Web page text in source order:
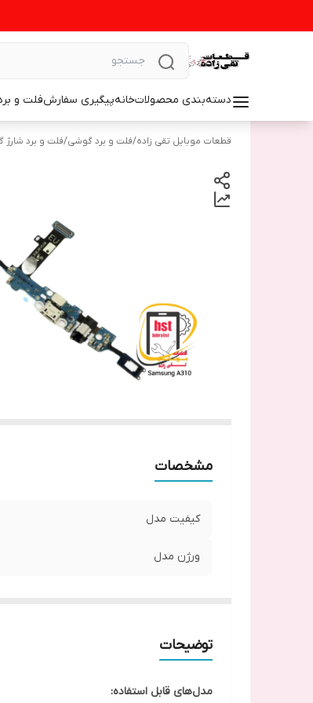
دسته‌بندی محصولاتخانهپیگیری سفارشفلت و
قطعات موبایل تقی زاده/فلت و برد گوشی/فلت و برد
مشخصات
کیفیت مدل
ورژن مدل
توضیحات
مدل‌های قابل استفاده: